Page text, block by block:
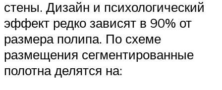
стены. Дизайн и психологический
эффект редко зависят в 90% от
размера полипа. По схеме
размещения сегментированные
полотна делятся на: